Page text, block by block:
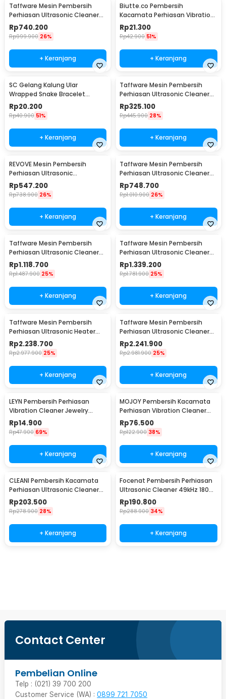
Taffware Mesin Pembersih
Perhiasan Ultrasonic Cleaner
120W 3L - KZ-D3
Rp740.200
Rp999.900 26%
+ Keranjang
Biutte.co Pembersih
Kacamata Perhiasan Vibration
Cleaning Machine - WU-021
Rp21.300
Rp42.900 51%
+ Keranjang
SC Gelang Kalung Ular
Wrapped Snake Bracelet
Necklace Aluminium Alloy -
SC181
Rp20.200
Rp40.900 51%
+ Keranjang
Taffware Mesin Pembersih
Perhiasan Ultrasonic Cleaner
800ml 35W - 008S
Rp325.100
Rp445.900 28%
+ Keranjang
REVOVE Mesin Pembersih
Perhiasan Ultrasonic
Temperature Multifungsi 2L -
KZ-D2
Rp547.200
Rp738.900 26%
+ Keranjang
Taffware Mesin Pembersih
Perhiasan Ultrasonic Cleaner
Multifungsi 3L - KZ-D3
Rp748.700
Rp1.010.900 26%
+ Keranjang
Taffware Mesin Pembersih
Perhiasan Ultrasonic Cleaner
Temperature 6L - KZ-D6
Rp1.118.700
Rp1.487.900 25%
+ Keranjang
Taffware Mesin Pembersih
Perhiasan Ultrasonic Cleaner
240W 10L - KZ-D10
Rp1.339.200
Rp1.781.900 25%
+ Keranjang
Taffware Mesin Pembersih
Perhiasan Ultrasonic Heater
Multifungsi 22L - KZ-D22
Rp2.238.700
Rp2.977.900 25%
+ Keranjang
Taffware Mesin Pembersih
Perhiasan Ultrasonic Cleaner
600W 30L - KZ-D30
Rp2.241.900
Rp2.981.900 25%
+ Keranjang
LEYN Pembersih Perhiasan
Vibration Cleaner Jewelry
Cleaning Machine - MES-775
Rp14.900
Rp47.900 69%
+ Keranjang
MOJOY Pembersih Kacamata
Perhiasan Vibration Cleaner
45kHz 400ml - MJ-40
Rp76.500
Rp122.900 38%
+ Keranjang
CLEANI Pembersih Kacamata
Perhiasan Ultrasonic Cleaner
55kHz 450ml - MJ-50
Rp203.500
Rp278.900 28%
+ Keranjang
Focenat Pembersih Perhiasan
Ultrasonic Cleaner 49kHz 180ml
- X88
Rp190.800
Rp288.900 34%
+ Keranjang
Contact Center
Pembelian Online
Telp : (021) 39 700 200
Customer Service (WA) : 0899 721 7050